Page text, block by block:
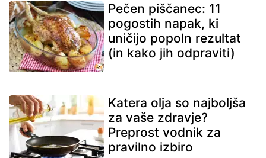
Pečen piščanec: 11
pogostih napak, ki
uničijo popoln rezultat
(in kako jih odpraviti)
Katera olja so najboljša
za vaše zdravje?
Preprost vodnik za
pravilno izbiro